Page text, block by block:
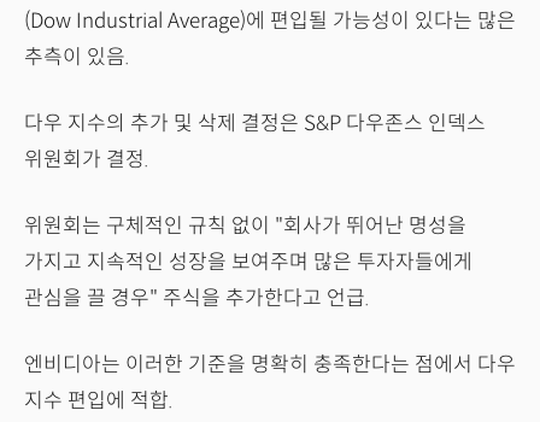
(Dow Industrial Average)에 편입될 가능성이 있다는 많은
추측이 있음.
다우 지수의 추가 및 삭제 결정은 S&P 다우존스 인덱스
위원회가 결정.
위원회는 구체적인 규칙 없이 "회사가 뛰어난 명성을
가지고 지속적인 성장을 보여주며 많은 투자자들에게
관심을 끌 경우" 주식을 추가한다고 언급.
엔비디아는 이러한 기준을 명확히 충족한다는 점에서 다우
지수 편입에 적합.